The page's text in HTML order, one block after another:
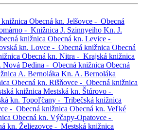
knižnica Obecná kn. Jelšovce - Obecná
- Knižnica J. Szinnyeiho Kn. J.
knižnica Obecná kn. Levice -
kn. Lovce - Obecná knižnica Obecná
Obecná kn. Nitra - Krajská knižnica
Nová Dedina - Obecná knižnica Obecná
A. Bernoláka Kn. A. Bernoláka
Obecná kn. Rišňovce - Obecná knižnica
knižnica Mestská kn. Štúrovo -
kn. Topoľčany - Tribečská knižnica
- Obecná knižnica Obecná kn. Veľké
Obecná kn. Výčapy-Opatovce -
kn. Želiezovce - Mestská knižnica